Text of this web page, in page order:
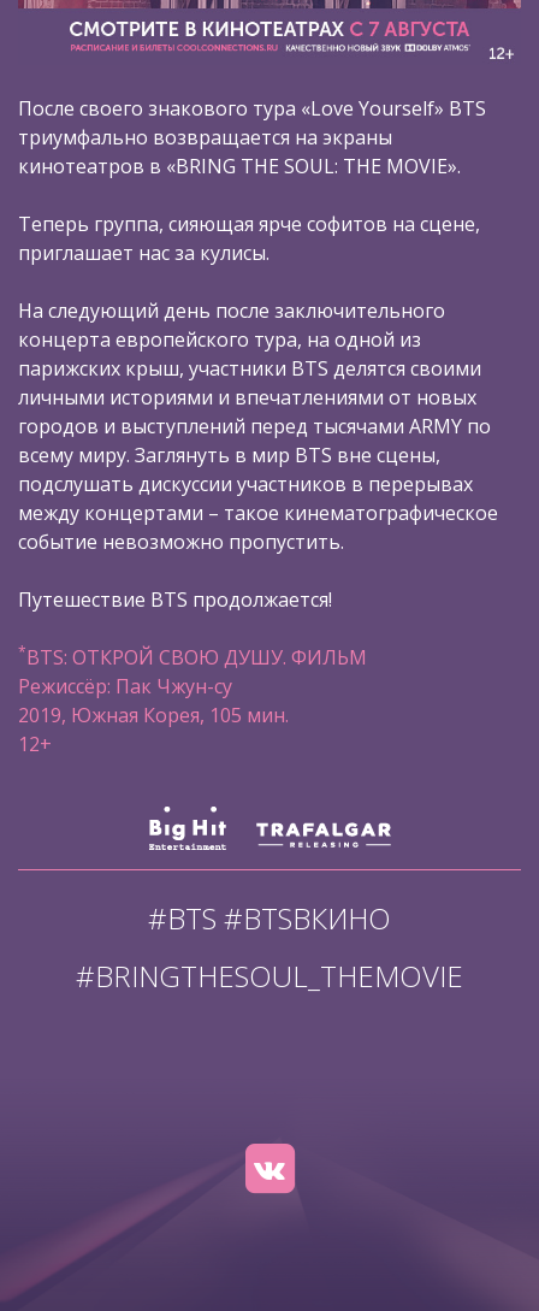
После своего знакового тура «Love Yourself» BTS
триумфально возвращается на экраны
кинотеатров в «BRING THE SOUL: THE MOVIE».
Теперь группа, сияющая ярче софитов на сцене,
приглашает нас за кулисы.
На следующий день после заключительного
концерта европейского тура, на одной из
парижских крыш, участники BTS делятся своими
личными историями и впечатлениями от новых
городов и выступлений перед тысячами ARMY по
всему миру. Заглянуть в мир BTS вне сцены,
подслушать дискуссии участников в перерывах
между концертами – такое кинематографическое
событие невозможно пропустить.
Путешествие BTS продолжается!
*BTS: ОТКРОЙ СВОЮ ДУШУ. ФИЛЬМ
Режиссёр: Пак Чжун-су
2019, Южная Корея, 105 мин.
12+
#BTS #BTSВКИНО
#BRINGTHESOUL_THEMOVIE